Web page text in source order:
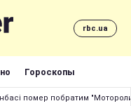
rbc.ua
Гороскопы
помер побратим